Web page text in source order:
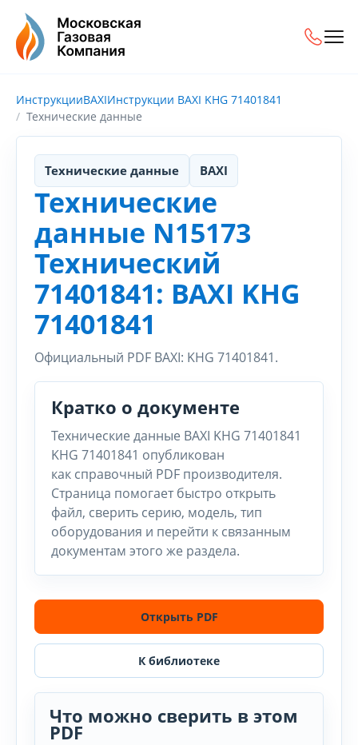
ИнструкцииBAXIИнструкции BAXI KHG 71401841
Технические данные
Технические данные BAXI
Технические
данные N15173
Технический
71401841: BAXI KHG
71401841
Официальный PDF BAXI: KHG 71401841.
Кратко о документе
Технические данные BAXI KHG 71401841
KHG 71401841 опубликован
как справочный PDF производителя.
Страница помогает быстро открыть
файл, сверить серию, модель, тип
оборудования и перейти к связанным
документам этого же раздела.
Открыть PDF
К библиотеке
Что можно сверить в этом
PDF